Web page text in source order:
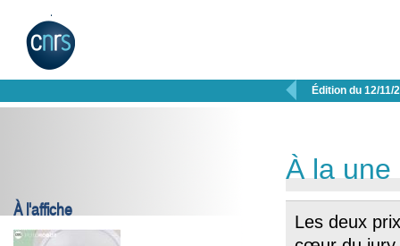
 Édition du 12/11/
À l'affiche
À la une
Les deux